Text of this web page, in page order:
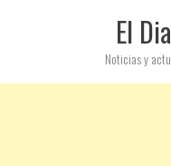
El
Noticias y